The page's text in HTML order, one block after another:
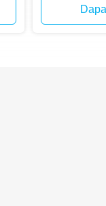
ledakan bijih